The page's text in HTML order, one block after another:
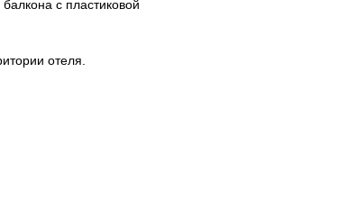
с пластиковой
отеля.